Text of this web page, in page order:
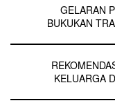
GELARAN
BUKUKAN
KELUARGA